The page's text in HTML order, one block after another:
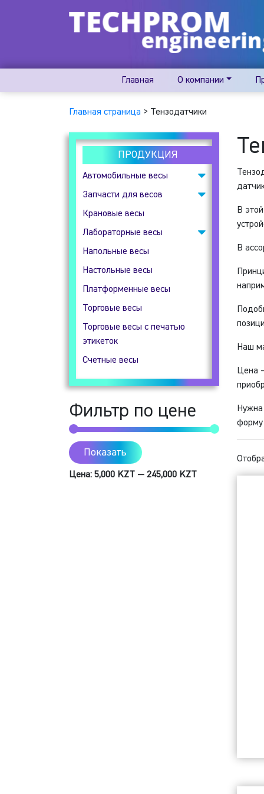
Главная О компании
Главная страница > Тензодатчики
ПРОДУКЦИЯ
Автомобильные весы
Подкладные
автомобильные весы
Запчасти для весов
Весовые индикаторы
Клеммные коробки
Тензодатчики
Крановые весы
Лабораторные весы
Аналитические весы
Гидростатические весы
Прецизионные весы
Технические весы
Напольные весы
Настольные весы
Платформенные весы
Торговые весы
Торговые весы с печатью
этикеток
Счетные весы
Фильтр по цене
Показать
Цена: 5,000 KZT — 245,000 KZT
В
В
Наш
Цена
форму